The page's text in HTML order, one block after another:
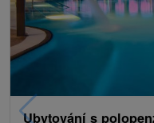
Ubytování s